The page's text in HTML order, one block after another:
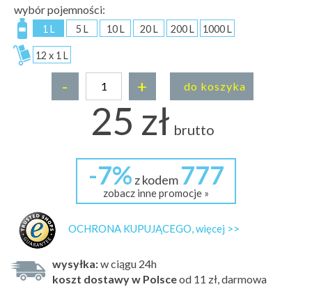
wybór pojemności:
1 L 5 L 10 L 20 L 200 L 1000 L
12 x 1 L
- + do koszyka
25 zł brutto
-7% z kodem 777
zobacz inne promocje »
OCHRONA KUPUJĄCEGO, więcej >>
wysyłka:w ciągu 24h
koszt dostawy w Polsceod 11 zł, darmowa